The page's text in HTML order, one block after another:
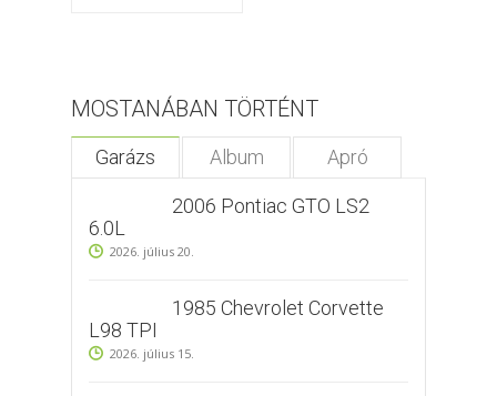
MOSTANÁBAN TÖRTÉNT
Garázs Album Apró
2006 Pontiac GTO LS2
6.0L
2026. július 20.
1985 Chevrolet Corvette
L98 TPI
2026. július 15.